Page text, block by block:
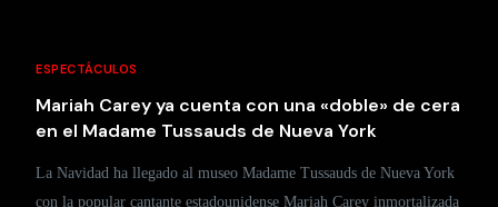
ESPECTÁCULOS
Mariah Carey ya cuenta con una «doble» de cera
en el Madame Tussauds de Nueva York
La Navidad ha llegado al museo Madame Tussauds de Nueva York
con la popular cantante estadounidense Mariah Carey inmortalizada